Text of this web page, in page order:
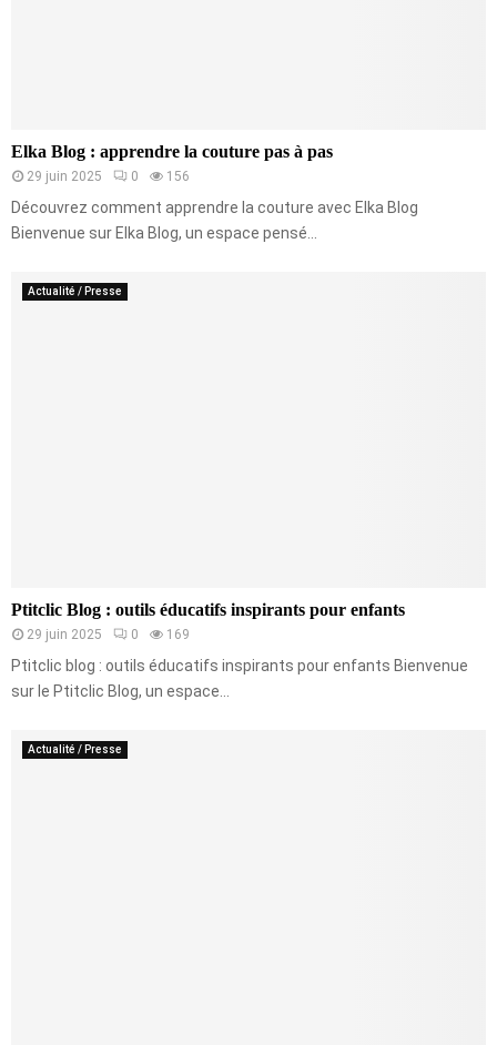
Elka Blog : apprendre la couture pas à pas
29 juin 2025 0 156
Découvrez comment apprendre la couture avec Elka Blog
Bienvenue sur Elka Blog, un espace pensé...
Actualité / Presse
Ptitclic Blog : outils éducatifs inspirants pour enfants
29 juin 2025 0 169
Ptitclic blog : outils éducatifs inspirants pour enfants Bienvenue
sur le Ptitclic Blog, un espace...
Actualité / Presse